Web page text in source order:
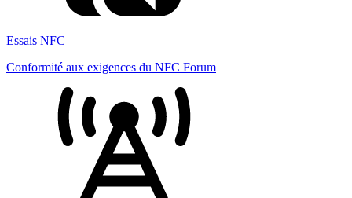
Essais NFC
Conformité aux exigences du NFC Forum